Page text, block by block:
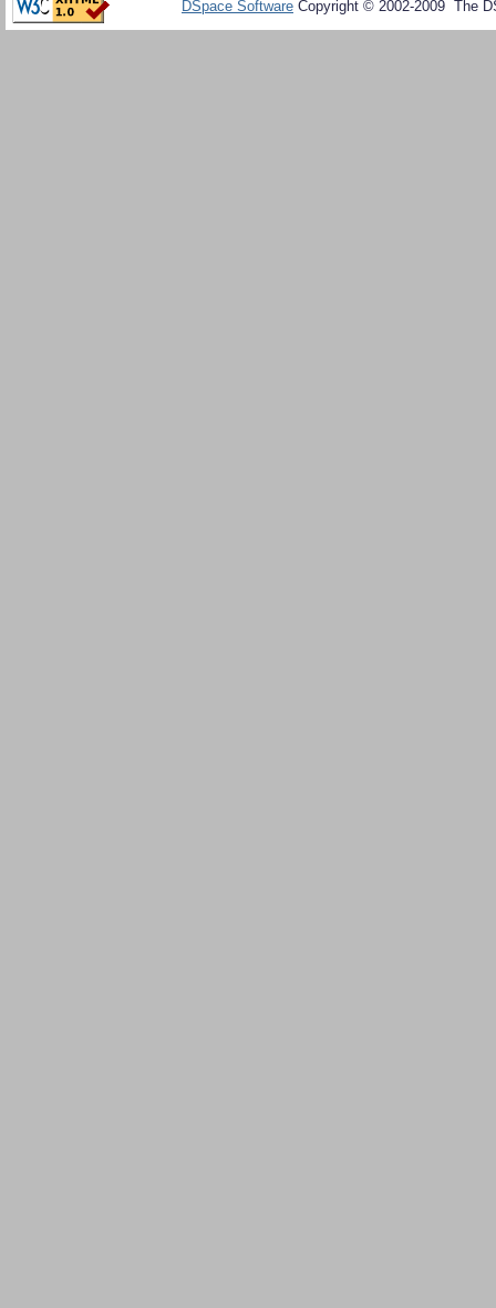
DSpace Software Copyright © 2002-2009 The